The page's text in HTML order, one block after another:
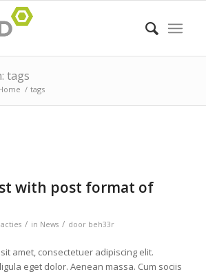
tags
/ tags
with post format of
/ in News / door beh33r
amet, consectetuer adipiscing elit.
eget dolor. Aenean massa. Cum sociis